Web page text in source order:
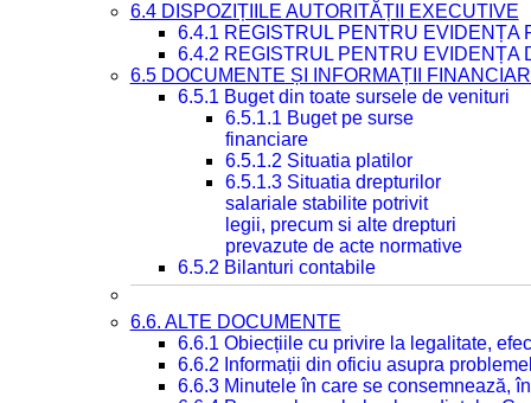
6.4 DISPOZIȚIILE AUTORITĂȚII EXECUTIVE
6.4.1 REGISTRUL PENTRU EVIDENȚA
6.4.2 REGISTRUL PENTRU EVIDENȚA
6.5 DOCUMENTE ȘI INFORMAȚII
6.5.1 Buget din toate sursele de venituri
6.5.1.1 Buget pe surse
financiare
6.5.1.2 Situatia platilor
6.5.1.3 Situatia drepturilor
salariale stabilite potrivit
legii, precum si alte drepturi
prevazute de acte normative
6.5.2 Bilanturi contabile
6.6. ALTE DOCUMENTE
6.6.1 Obiecțiile cu privire la legalitate,
6.6.2 Informații din oficiu asupra
6.6.3 Minutele în care se consemnează,